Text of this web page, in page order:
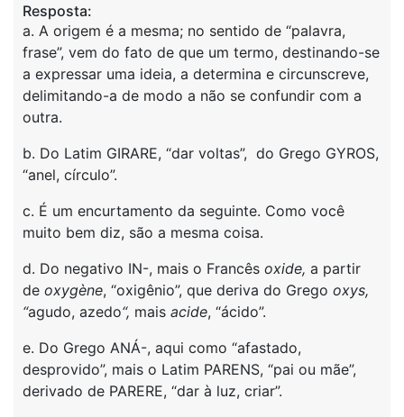
Resposta:
a. A origem é a mesma; no sentido de “palavra,
frase”, vem do fato de que um termo, destinando-se
a expressar uma ideia, a determina e circunscreve,
delimitando-a de modo a não se confundir com a
outra.
b. Do Latim GIRARE, “dar voltas”, do Grego GYROS,
“anel, círculo”.
c. É um encurtamento da seguinte. Como você
muito bem diz, são a mesma coisa.
d. Do negativo IN-, mais o Francês oxide, a partir
de oxygène, “oxigênio”, que deriva do Grego oxys,
“agudo, azedo“, mais acide, “ácido”.
e. Do Grego ANÁ-, aqui como “afastado,
desprovido”, mais o Latim PARENS, “pai ou mãe”,
derivado de PARERE, “dar à luz, criar”.